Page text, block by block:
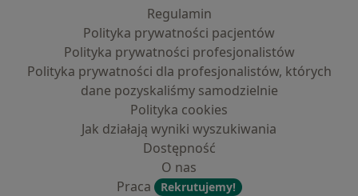
Regulamin
Polityka prywatności pacjentów
Polityka prywatności profesjonalistów
Polityka prywatności dla profesjonalistów, których
dane pozyskaliśmy samodzielnie
Polityka cookies
Jak działają wyniki wyszukiwania
Dostępność
O nas
Praca
Rekrutujemy!